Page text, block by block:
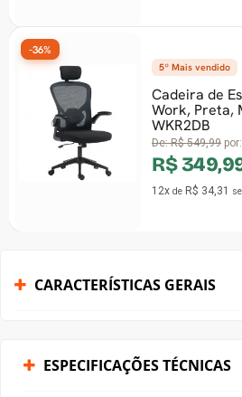
5º Mais vendido
Cadeira de Escritório
Work, Preta, Mesh,
WKR2DB
De:R$ 549,99por:
R$ 349,99 à vista no
R$ 34,31sem juros no
CARACTERÍSTICAS GERAIS
ESPECIFICAÇÕES TÉCNICAS